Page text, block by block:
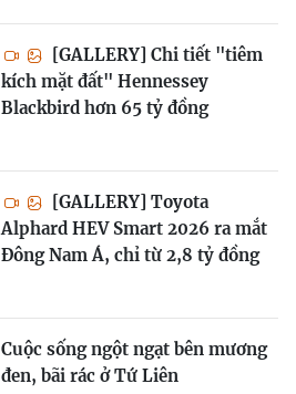
[GALLERY] Chi tiết "tiêm
kích mặt đất" Hennessey
Blackbird hơn 65 tỷ đồng
[GALLERY] Toyota
Alphard HEV Smart 2026 ra mắt
Đông Nam Á, chỉ từ 2,8 tỷ đồng
Cuộc sống ngột ngạt bên mương
đen, bãi rác ở Tứ Liên